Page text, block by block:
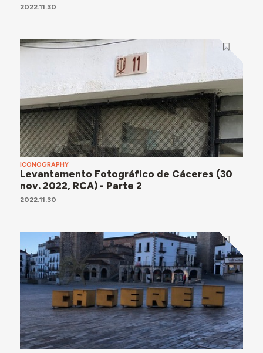
2022.11.30
ICONOGRAPHY
Levantamento Fotográfico de Cáceres (30
nov. 2022, RCA) - Parte 2
2022.11.30